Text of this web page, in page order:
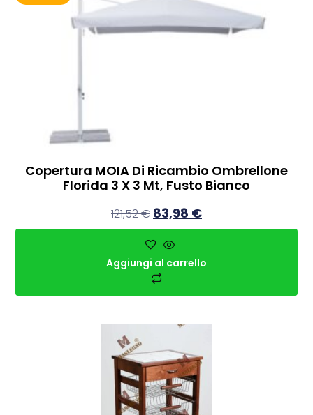
Copertura MOIA Di Ricambio Ombrellone
Florida 3 X 3 Mt, Fusto Bianco
121,52€ 83,98 €
Aggiungi al carrello